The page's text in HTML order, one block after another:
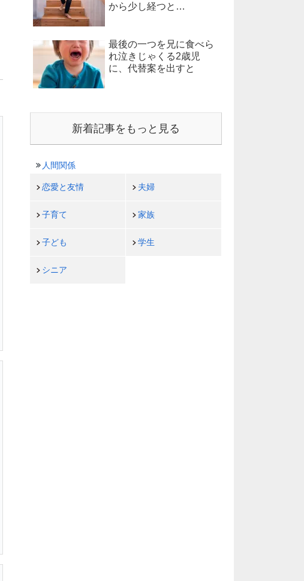
から少し経つと…
最後の一つを兄に食べら
れ泣きじゃくる2歳児
に、代替案を出すと
新着記事をもっと見る
人間関係
恋愛と友情 夫婦
子育て 家族
子ども 学生
シニア